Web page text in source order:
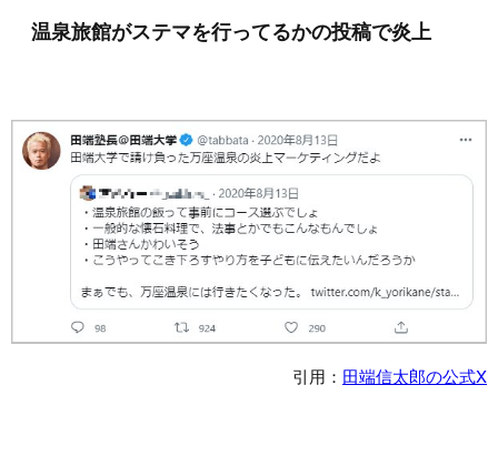
温泉旅館がステマを行ってるかの投稿で炎上
引用： 田端信太郎の公式X